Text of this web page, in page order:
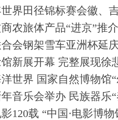
20:43)
世界田径锦标赛会徽、
学(2026.1.13 12:33)
农旅体产品“进京”推介
会钢架雪车亚洲杯延
新展开幕 完整展现徐
世界 国家自然博物馆
音乐会举办 民族器乐
120载 “中国·电影博